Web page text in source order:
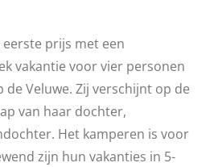
prijs met een
vakantie voor vier personen
de Veluwe. Zij verschijnt op de
van haar dochter,
Het kamperen is voor
zijn hun vakanties in 5-